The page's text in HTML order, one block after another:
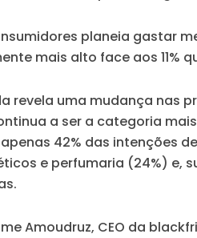
planeia gastar
mais alto face aos 11%
revela uma mudança nas
a ser a categoria
42% das intenções
e perfumaria (24%) e,
Amoudruz, CEO da